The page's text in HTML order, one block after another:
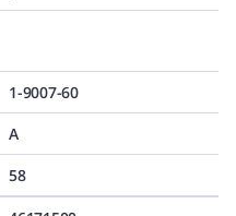
1-9007-60
A
58